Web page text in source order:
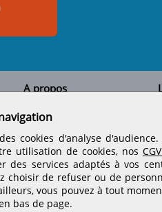
A propos
Contactez-nous
Nos partenaires
Informations légales
Conditions générales
Rejoignez nos équipes
cookies d'analyse
utilisation de cookies, nos
des services adaptés à vos
choisir de refuser ou de
vous pouvez à tout
bas de page.